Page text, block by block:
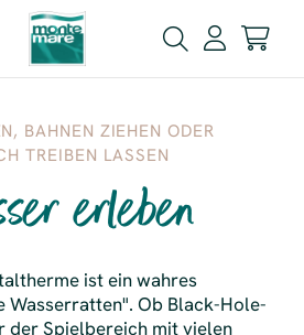
erleben
BAHNEN ZIEHEN ODER
TREIBEN LASSEN
ist ein wahres
Wasserratten". Ob Black-Hole-
der Spielbereich mit vielen